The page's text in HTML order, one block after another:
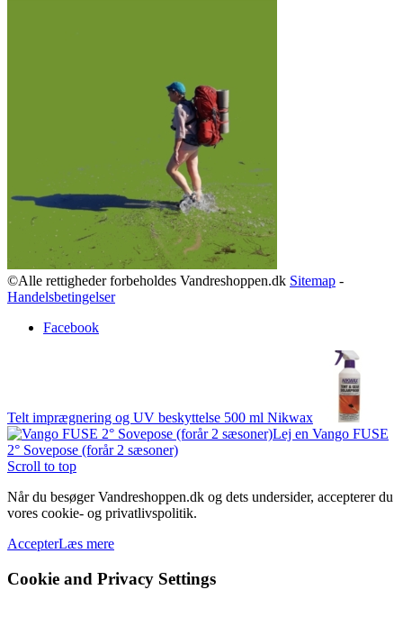
©Alle rettigheder forbeholdes Vandreshoppen.dk Sitemap -
Handelsbetingelser
Facebook
Telt imprægnering og UV beskyttelse 500 ml Nikwax
Lej en Vango FUSE
2° Sovepose (forår 2 sæsoner)
Scroll to top
Når du besøger Vandreshoppen.dk og dets undersider, accepterer du
vores cookie- og privatlivspolitik.
AccepterLæs mere
Cookie and Privacy Settings